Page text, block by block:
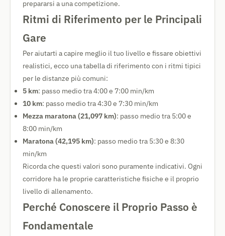
prepararsi a una competizione.
Ritmi di Riferimento per le Principali
Gare
Per aiutarti a capire meglio il tuo livello e fissare obiettivi
realistici, ecco una tabella di riferimento con i ritmi tipici
per le distanze più comuni:
5 km: passo medio tra 4:00 e 7:00 min/km
10 km: passo medio tra 4:30 e 7:30 min/km
Mezza maratona (21,097 km): passo medio tra 5:00 e
8:00 min/km
Maratona (42,195 km): passo medio tra 5:30 e 8:30
min/km
Ricorda che questi valori sono puramente indicativi. Ogni
corridore ha le proprie caratteristiche fisiche e il proprio
livello di allenamento.
Perché Conoscere il Proprio Passo è
Fondamentale